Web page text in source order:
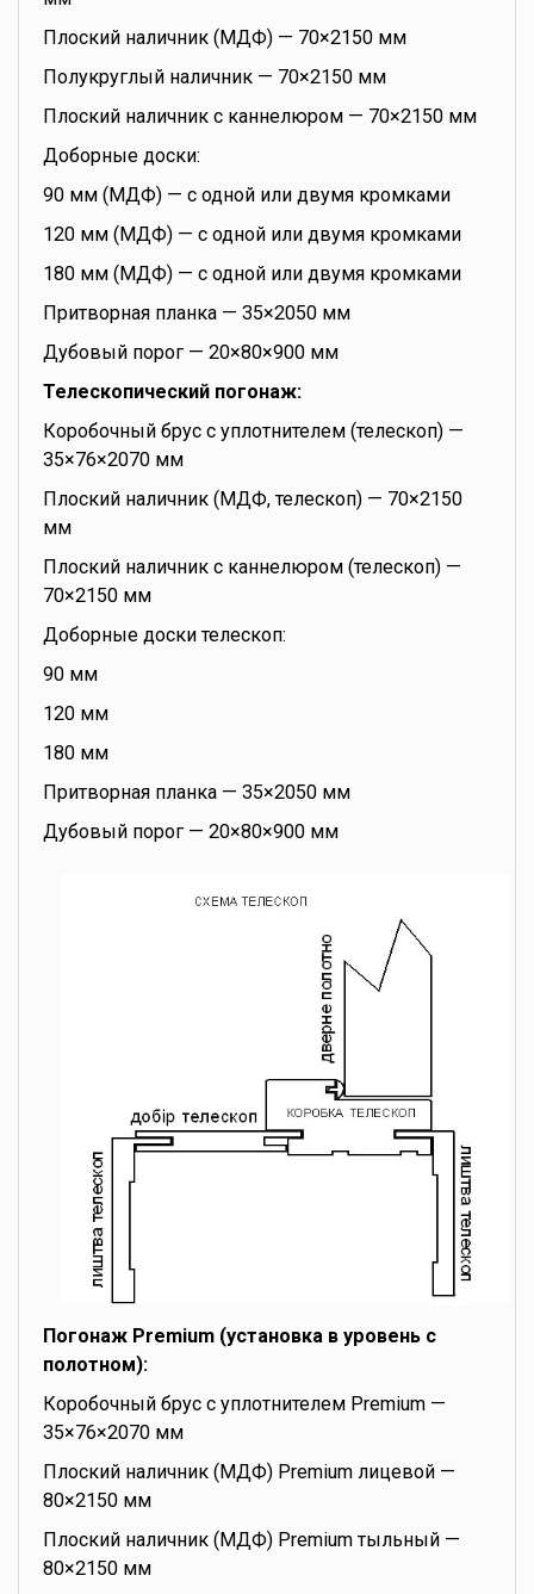
Плоский наличник (МДФ) — 70×2150 мм
Полукруглый наличник — 70×2150 мм
Плоский наличник с каннелюром — 70×2150 мм
Доборные доски:
90 мм (МДФ) — с одной или двумя кромками
120 мм (МДФ) — с одной или двумя кромками
180 мм (МДФ) — с одной или двумя кромками
Притворная планка — 35×2050 мм
Дубовый порог — 20×80×900 мм
Телескопический погонаж:
Коробочный брус с уплотнителем (телескоп) —
35×76×2070 мм
Плоский наличник (МДФ, телескоп) — 70×2150
мм
Плоский наличник с каннелюром (телескоп) —
70×2150 мм
Доборные доски телескоп:
90 мм
120 мм
180 мм
Притворная планка — 35×2050 мм
Дубовый порог — 20×80×900 мм
Погонаж Premium (установка в уровень с
полотном):
Коробочный брус с уплотнителем Premium —
35×76×2070 мм
Плоский наличник (МДФ) Premium лицевой —
80×2150 мм
Плоский наличник (МДФ) Premium тыльный —
80×2150 мм